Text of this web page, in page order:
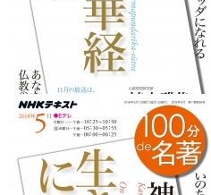
『法華経』
を読みたくなるフレーズ